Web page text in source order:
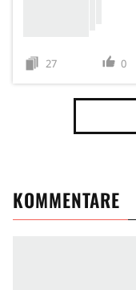
27 0
KOMMENTARE